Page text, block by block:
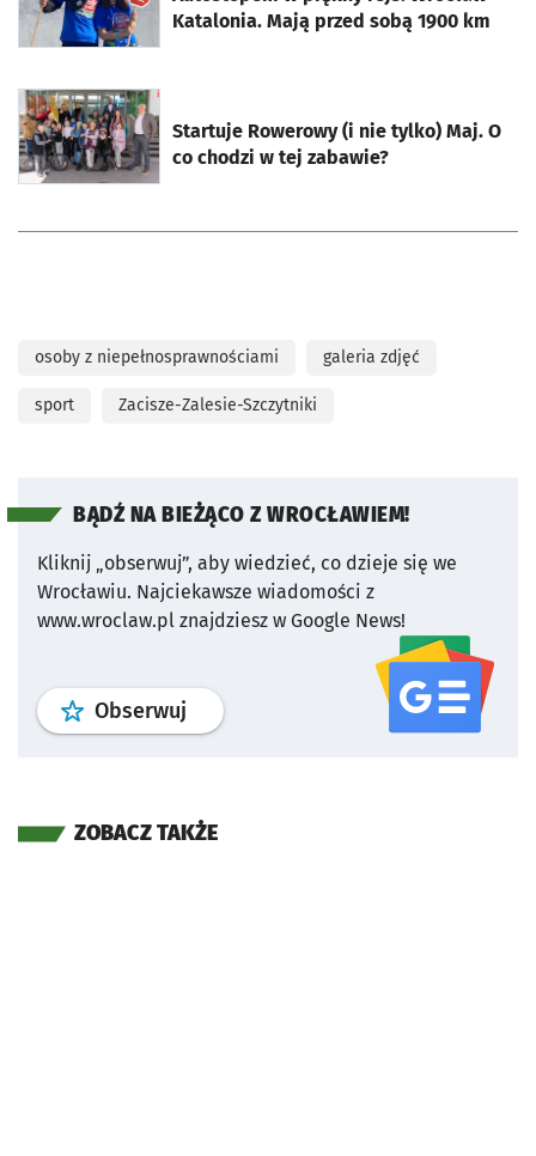
Katalonia. Mają przed sobą 1900 km
Startuje Rowerowy (i nie tylko) Maj. O
co chodzi w tej zabawie?
otworzy się w nowej karcie
osoby z niepełnosprawnościami galeria zdjęć
sport Zacisze-Zalesie-Szczytniki
BĄDŹ NA BIEŻĄCO Z WROCŁAWIEM!
Kliknij „obserwuj”, aby wiedzieć, co dzieje się we
Wrocławiu. Najciekawsze wiadomości z
www.wroclaw.pl znajdziesz w Google News!
Obserwuj profil serwisu
ZOBACZ TAKŻE